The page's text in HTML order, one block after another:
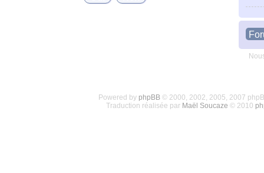
Powered by phpBB© 2000, 2002, 2005, 2007
Traduction réalisée par Maël Soucaze © 2010